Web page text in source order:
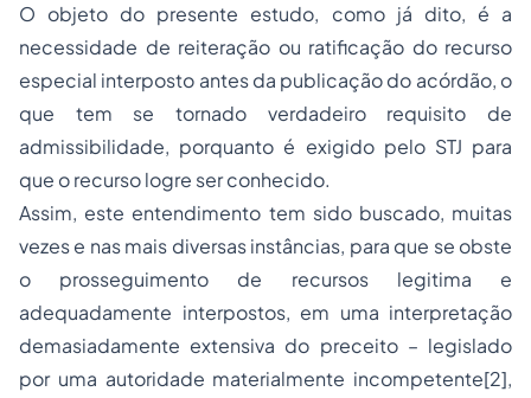
O objeto do presente estudo, como já dito, é a
necessidade de reiteração ou ratificação do recurso
especial interposto antes da publicação do acórdão, o
que tem se tornado verdadeiro requisito de
admissibilidade, porquanto é exigido pelo STJ para
que o recurso logre ser conhecido.
Assim, este entendimento tem sido buscado, muitas
vezes e nas mais diversas instâncias, para que se obste
o prosseguimento de recursos legitima e
adequadamente interpostos, em uma interpretação
demasiadamente extensiva do preceito – legislado
por uma autoridade materialmente incompetente[2],